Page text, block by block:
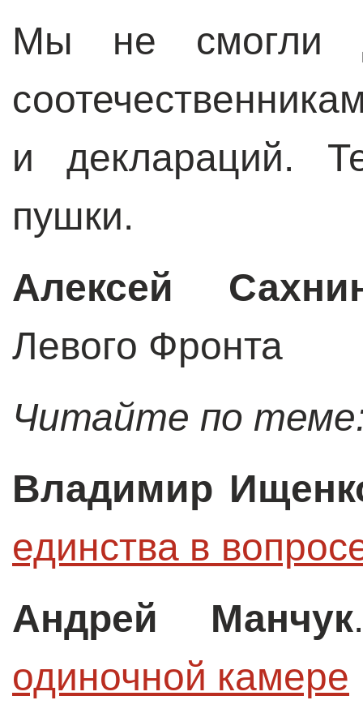
Мы не смогли
и деклараций.
пушки.
Алексей
Левого Фронта
Читайте по
Владимир
единства в
Андрей Манчук
одиночной камере